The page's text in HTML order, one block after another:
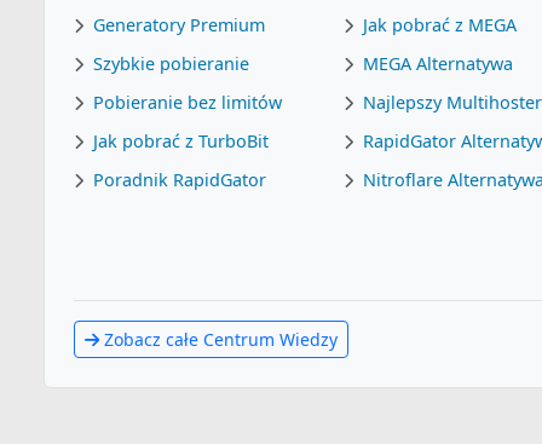
Generatory Premium
Szybkie pobieranie
Pobieranie bez limitów
Jak pobrać z TurboBit
Poradnik RapidGator
Jak pobrać z MEGA
MEGA Alternatywa
Najlepszy Multihoster
RapidGator
Nitroflare
Zobacz całe Centrum Wiedzy